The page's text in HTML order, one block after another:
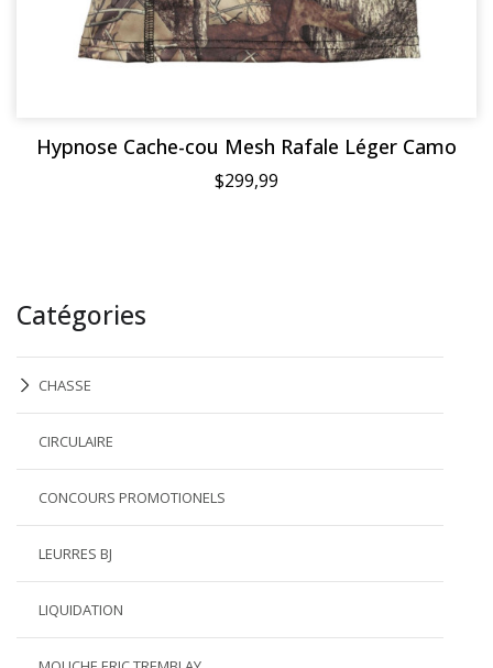
Catégories
CHASSE
CIRCULAIRE
CONCOURS PROMOTIONELS
LEURRES BJ
LIQUIDATION
Hypnose Cache-cou Mesh Rafale Léger Camo
$299,99